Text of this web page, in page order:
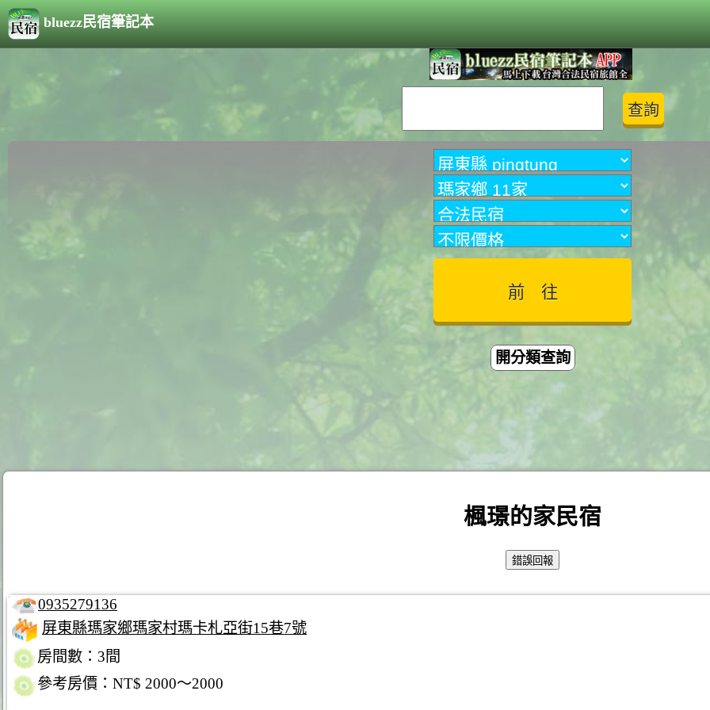
bluezz民宿筆記本
開分類查詢
楓璟的家民宿
0935279136
屏東縣瑪家鄉瑪家村瑪卡札亞街15巷7號
房間數：3間
參考房價：NT$ 2000～2000